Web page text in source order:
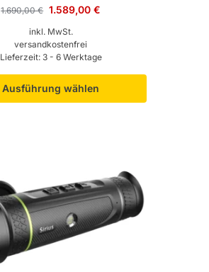
1.690,00€ 1.589,00€
inkl. MwSt.
versandkostenfrei
Lieferzeit: 3 - 6 Werktage
Ausführung wählen